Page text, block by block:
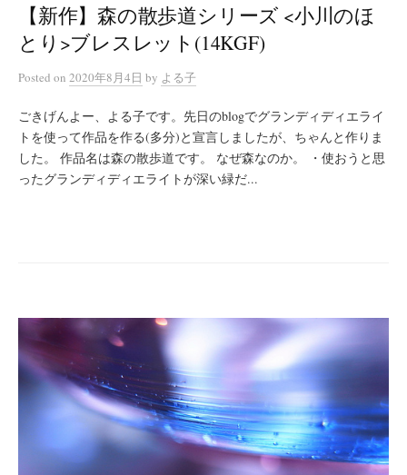
【新作】森の散歩道シリーズ <小川のほ
とり>ブレスレット(14KGF)
Posted on 2020年8月4日 by よる子
ごきげんよー、よる子です。先日のblogでグランディディエライ
トを使って作品を作る(多分)と宣言しましたが、ちゃんと作りま
した。 作品名は森の散歩道です。 なぜ森なのか。 ・使おうと思
ったグランディディエライトが深い緑だ...